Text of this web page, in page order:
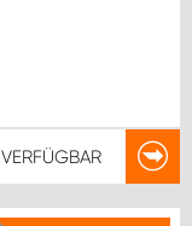
VERFÜGBAR